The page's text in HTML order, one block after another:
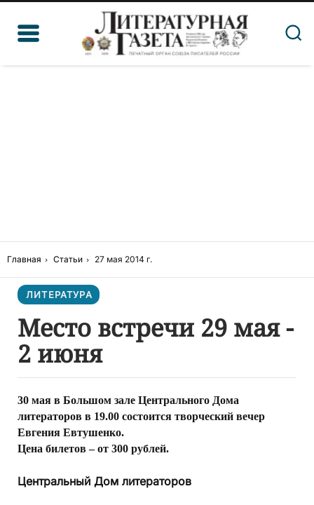
Главная Статьи 27 мая 2014 г.
ЛИТЕРАТУРА
Место встречи 29 мая -
2 июня
30 мая в Большом зале Центрального Дома
литераторов в 19.00 состоится творческий вечер
Евгения Евтушенко.
Цена билетов – от 300 рублей.
Центральный Дом литераторов